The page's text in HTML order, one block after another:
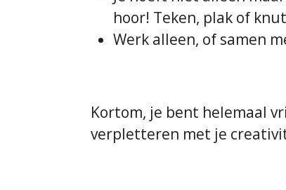
hoor! Teken, plak of
Werk alleen, of samen
Kortom, je bent helemaal
verpletteren met je